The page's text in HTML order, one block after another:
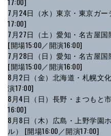
7⽉24⽇（水）東京・東京ガ
17:00]
7⽉27⽇（土）愛知・名古屋
[開場15:00／開演16:00]
7⽉28⽇（日）愛知・名古屋
[開場15:00／開演16:00]
8⽉2⽇（金）北海道・札幌⽂
演17:00]
8⽉4⽇（日）⻑野・まつもと
16:00]
8月8日（木）広島・上野学園
ル） [開場16:00／開演17:00]